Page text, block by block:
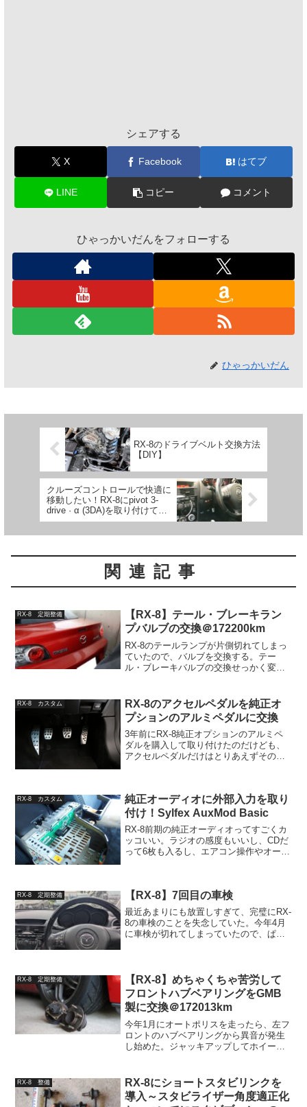
シェアする
X Facebook はてブ
LINE コピー コメント
ひゃっかいだんをフォローする
ひゃっかいだん
RX-8のドライブベルト交換方法
【DIY】
クルーズコントロールで快適に
移動したい！RX-8にpivot 3-
drive · α (3DA)を取り付けて
1800km走ってみた
関連記事
RX-8 定期整備
【RX-8】テール・ブレーキラン
プバルブの交換＠172200km
RX-8のテールランプが片側切れてしまっ
ていたので、バルブを交換する。テー
ル・ブレーキバルブの交換せっかく変え
ーキランプをLEDに交換すると消費電力
が減ってABS...
RX-8 カスタム
RX-8のアクセルペダルを純正オ
プションのアルミペダルに交換
3年前にRX-8純正オプションのアルミペ
ダルを購入して取り付けたのだけども、
アクセルペダルだけはとりあえずそのま
あるので、純正アルミ...
RX-8 カスタム
純正オーディオに外部入力を取り
付け！Sylfex AuxMod Basic
RX-8前期の純正オーディオってすごくカ
ッコいい。ラジオの感度もいいし、CDだ
って6枚も入るし、エアコン操作やオーデ
入力がないんだ…...
RX-8 定期整備 【RX-8】7回目の車検
最近あまりにも放置しすぎて、完璧にRX-
8の車検のことを失念していた。今年4月
に車検が切れてしまっていたので、ぱっ
に車検に落...
RX-8 定期整備
【RX-8】めちゃくちゃ苦労して
フロントハブベアリングをGMB
製に交換＠172013km
今年1月にオートポリスを走ったら、左フ
ロントのハブベアリングから異音が発生
し始めた。ジャッキアップしてホイール
グの破損なので、交換するしか無い。サ
ーキットを走りまくって...
RX-8 整備
RX-8にショートスタビリンクを
導入～スタビライザー角度適正化